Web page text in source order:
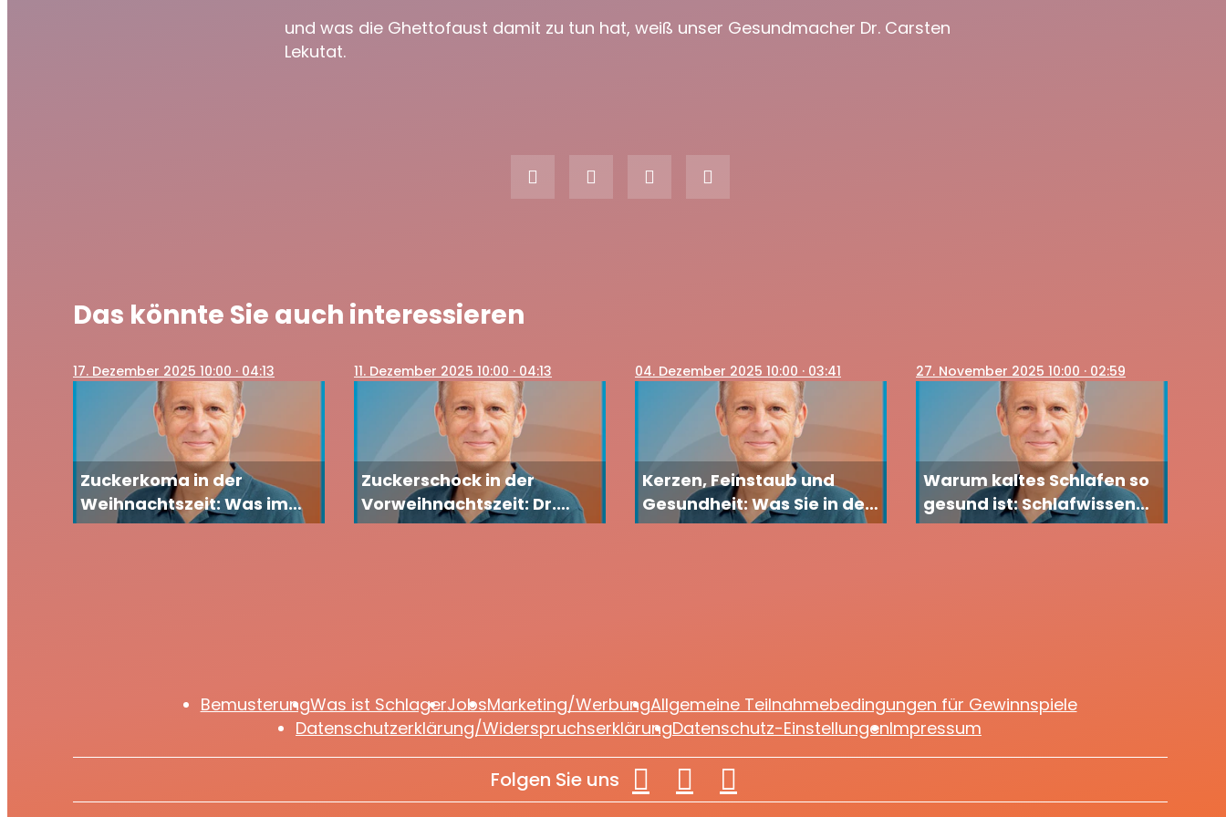
und was die Ghettofaust damit zu tun hat, weiß unser Gesundmacher Dr. Carsten
Lekutat.
Das könnte Sie auch interessieren
17. Dezember 2025 10:00 · 04:13
Zuckerkoma in der
Weihnachtszeit: Was im
Körper passiert und was
11. Dezember 2025 10:00 · 04:13
Zuckerschock in der
Vorweihnachtszeit: Dr.
Carsten Lekutat erklärt,
04. Dezember 2025 10:00 · 03:41
Kerzen, Feinstaub und
Gesundheit: Was Sie in der
Adventszeit wissen sollten
27. November 2025 10:00 · 02:59
Warum kaltes Schlafen so
gesund ist: Schlafwissen
von Dr. med. Carsten
BemusterungWas ist SchlagerJobsMarketing/WerbungAllgemeine Teilnahmebedingungen für Gewinnspiele
Datenschutzerklärung/WiderspruchserklärungDatenschutz-EinstellungenImpressum
Folgen Sie uns